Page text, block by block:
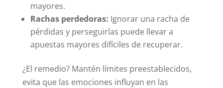
mayores.
Rachas perdedoras: Ignorar una racha de
pérdidas y perseguirlas puede llevar a
apuestas mayores difíciles de recuperar.
¿El remedio? Mantén límites preestablecidos,
evita que las emociones influyan en las